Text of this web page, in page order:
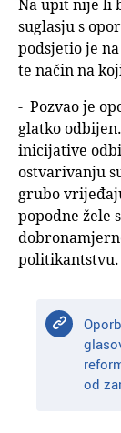
Na upit nije li
suglasju s
podsjetio je
te način na
- Pozvao je
glatko
inicijative
ostvarivanju
grubo
popodne žele
politikantstvu.
od